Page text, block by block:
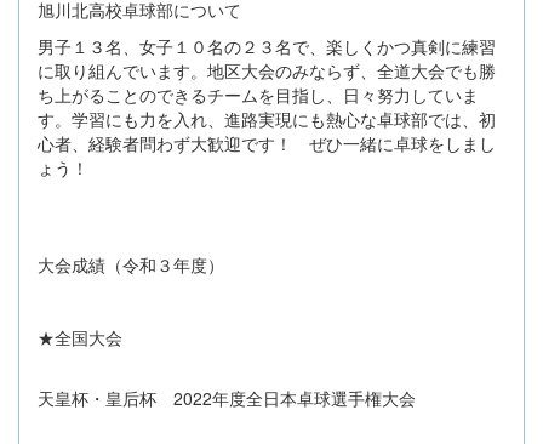
旭川北高校卓球部について
男子１３名、女子１０名の２３名で、楽しくかつ真剣に練習
に取り組んでいます。地区大会のみならず、全道大会でも勝
ち上がることのできるチームを目指し、日々努力していま
す。学習にも力を入れ、進路実現にも熱心な卓球部では、初
心者、経験者問わず大歓迎です！ ぜひ一緒に卓球をしまし
ょう！
大会成績（令和３年度）
★全国大会
天皇杯・皇后杯 2022年度全日本卓球選手権大会